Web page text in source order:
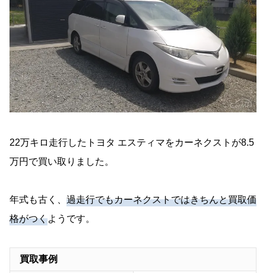
22万キロ走行したトヨタ エスティマをカーネクストが8.5
万円で買い取りました。
年式も古く、 過走行でもカーネクストではきちんと買取価
格がつくようです。
買取事例